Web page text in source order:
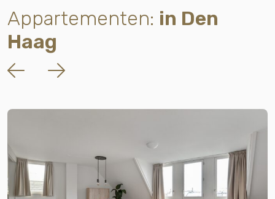
Appartementen: in Den
Haag